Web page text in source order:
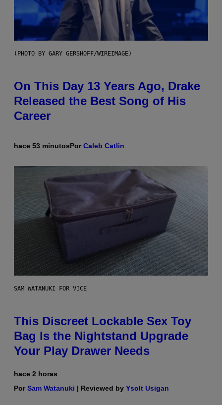
(PHOTO BY GARY GERSHOFF/WIREIMAGE)
On This Day 13 Years Ago, Drake
Released the Best Song of His
Career
hace 53 minutosPorCaleb Catlin
SAM WATANUKI FOR VICE
This Discreet Lockable Sex Toy
Bag Is the Nightstand Upgrade
Your Play Drawer Needs
hace 2 horas
PorSam Watanuki | Reviewed by Ysolt Usigan